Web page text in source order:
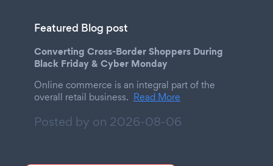
Featured Blog post
Converting Cross-Border Shoppers During
Black Friday & Cyber Monday
Online commerce is an integral part of the
overall retail business. Read More
Posted by on 2026-08-06